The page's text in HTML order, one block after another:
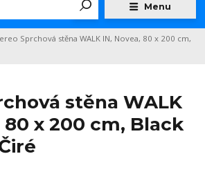
Menu
Sprchová stěna WALK IN, Novea, 80 x 200 cm,
stěna WALK
80 x 200 cm, Black